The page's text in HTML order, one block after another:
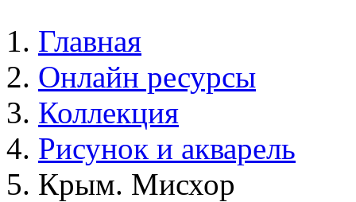
Главная
Онлайн ресурсы
Коллекция
Рисунок и акварель
Крым. Мисхор